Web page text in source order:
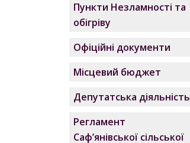
Пункти Незламності та
обігріву
Офіційні документи
Місцевий бюджет
Депутатська діяльність
Регламент
Саф’янівської сільської